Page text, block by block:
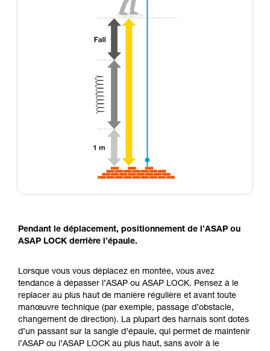
Pendant le déplacement, positionnement de l’ASAP ou
ASAP LOCK derrière l’épaule.
Lorsque vous vous déplacez en montée, vous avez
tendance à dépasser l’ASAP ou ASAP LOCK. Pensez à le
replacer au plus haut de manière régulière et avant toute
manœuvre technique (par exemple, passage d’obstacle,
changement de direction). La plupart des harnais sont dotés
d’un passant sur la sangle d’épaule, qui permet de maintenir
l’ASAP ou l’ASAP LOCK au plus haut, sans avoir à le